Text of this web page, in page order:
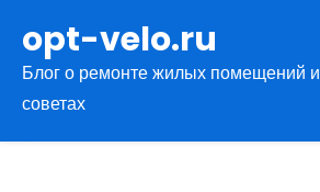
содержимому
opt-velo.ru
Блог о ремонте жилых помещений и
советах